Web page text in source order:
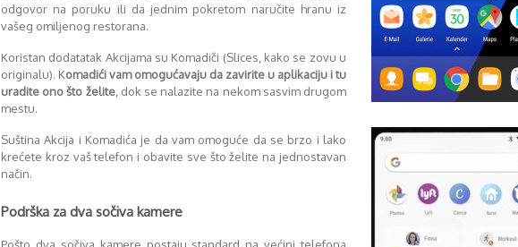
odgovor na poruku ili da jednim pokretom naručite hranu iz
vašeg omiljenog restorana.
Koristan dodatatak Akcijama su Komadiči (Slices, kako se zovu u
originalu). Komadići vam omogućavaju da zavirite u aplikaciju i tu
uradite ono što želite, dok se nalazite na nekom sasvim drugom
mestu.
Suština Akcija i Komadića je da vam omoguće da se brzo i lako
krećete kroz vaš telefon i obavite sve što želite na jednostavan
način.
Podrška za dva sočiva kamere